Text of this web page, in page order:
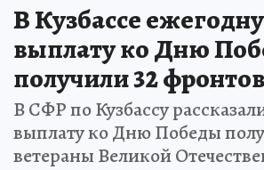
В Кузбассе
выплату ко Дню
получили 32
В СФР по Кузбассу
выплату ко Дню Победы
ветераны Великой